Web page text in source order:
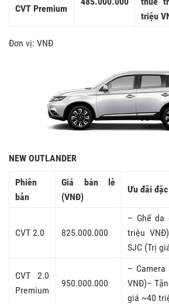
CVT Premium
triệu
Đơn vị: VNĐ
NEW OUTLANDER
Phiên
bản
Giá bán lẻ
(VNĐ)
Ưu đãi
CVT 2.0 825.000.000
– Ghế da
triệu
SJC (Trị
CVT 2.0
Premium
950.000.000
–
VNĐ)–
giá ~40